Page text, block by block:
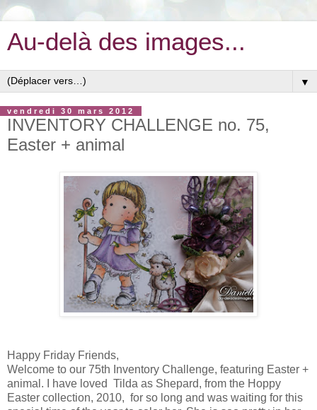
Au-delà des images...
▼
vendredi 30 mars 2012
INVENTORY CHALLENGE no. 75,
Easter + animal
Happy Friday Friends,
Welcome to our 75th Inventory Challenge, featuring Easter +
animal. I have loved Tilda as Shepard, from the Hoppy
Easter collection, 2010, for so long and was waiting for this